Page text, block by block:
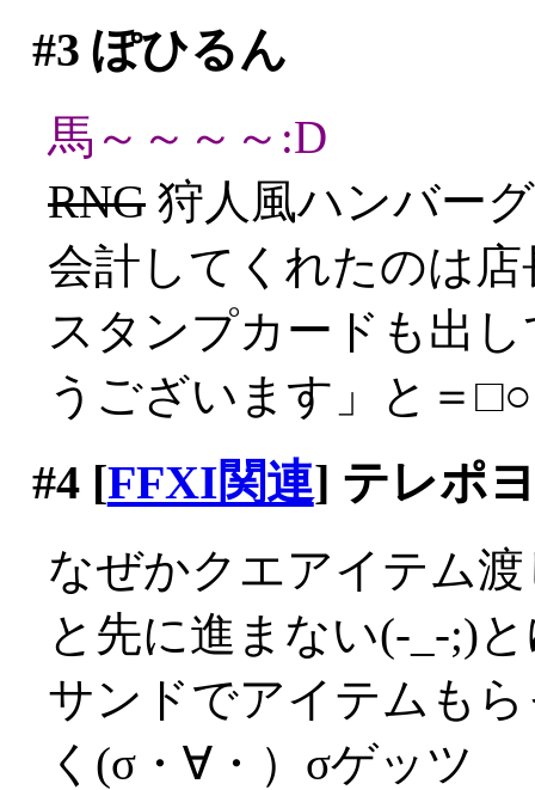
#3 ぽひるん
馬～～～～:D
RNG 狩人風ハンバー
会計してくれたのは
スタンプカードも出
うございます」と＝
#4[FFXI関連] テレポ
なぜかクエアイテム
と先に進まない(-_-;)
サンドでアイテムも
く(σ・∀・）σゲッツ